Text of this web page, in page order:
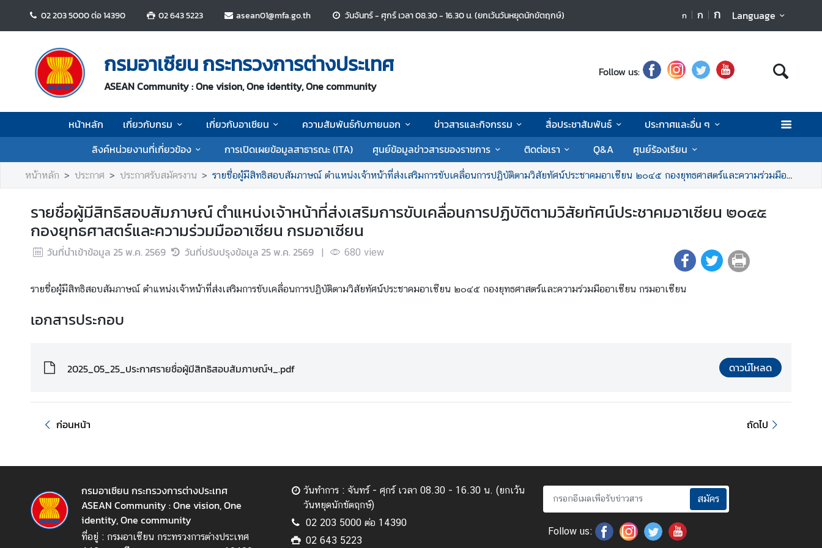
02 203 5000 ต่อ 14390 02 643 5223 asean01@mfa.go.th วันจันทร์ - ศุกร์ เวลา 08.30 - 16.30 น. (ยกเว้นวันหยุดนักขัตฤกษ์) ก ก ก Language
กรมอาเซียน กระทรวงการต่างประเทศ
ASEAN Community : One vision, One identity, One community
Follow us:
หน้าหลัก เกี่ยวกับกรม เกี่ยวกับอาเซียน ความสัมพันธ์กับภายนอก ข่าวสารและกิจกรรม สื่อประชาสัมพันธ์
ประกาศและอื่น ๆ
ลิงค์หน่วยงานที่เกี่ยวข้อง
การเปิดเผยข้อมูลสาธารณะ (ITA) ศูนย์ข้อมูลข่าวสารของราชการ ติดต่อเรา Q&A ศูนย์ร้องเรียน
ก
เ
ย
ว
บ
ก
ม
เ
ย
า
ค
ว
หน้าหลัก ประกาศ ประกาศรับสมัครงาน รายชื่อผู้มีสิทธิสอบสัมภาษณ์ ตำแหน่งเจ้าหน้าที่ส่งเสริมการขับเคลื่อนการปฏิบัติตามวิสัยทัศน์ประชาคมอาเซียน ๒๐๔๕ กองยุทธศาสตร์และความร่วมมืออาเซียน กรมอาเซียน
รายชื่อผู้มีสิทธิสอบสัมภาษณ์ ตำแหน่งเจ้าหน้าที่ส่งเสริมการขับเคลื่อนการปฏิบัติตามวิสัยทัศน์ประชาคมอาเซียน ๒๐๔๕
กองยุทธศาสตร์และความร่วมมืออาเซียน กรมอาเซียน
วันที่นำเข้าข้อมูล 25 พ.ค. 2569 วันที่ปรับปรุงข้อมูล 25 พ.ค. 2569 | 680 view
รายชื่อผู้มีสิทธิสอบสัมภาษณ์ ตำแหน่งเจ้าหน้าที่ส่งเสริมการขับเคลื่อนการปฏิบัติตามวิสัยทัศน์ประชาคมอาเซียน ๒๐๔๕ กองยุทธศาสตร์และความร่วมมืออาเซียน กรมอาเซียน
เอกสารประกอบ
2025_05_25_ประกาศรายชื่อผู้มีสิทธิสอบสัมภาษณ์ฯ_.pdf ดาวน์โหลด
ก่อนหน้า ถัดไป
กรมอาเซียน กระทรวงการต่างประเทศ
ASEAN Community : One vision, One
identity, One community
ที่อยู่ : กรมอาเซียน กระทรวงการต่างประเทศ
วันทำการ : จันทร์ - ศุกร์ เวลา 08.30 - 16.30 น. (ยกเว้น
วันหยุดนักขัตฤกษ์)
02 203 5000 ต่อ 14390
02 643 5223
สมัคร
Follow us: